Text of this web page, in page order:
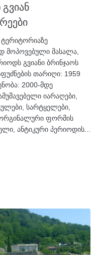
ტერიტორიაზე
მოპოვებული მასალა,
გვიანი ბრინჯაოს
თარიღი: 1959
2000-მდე
იარაღები,
სარტყელები,
ფორმის
ანტიკური პერიოდის...